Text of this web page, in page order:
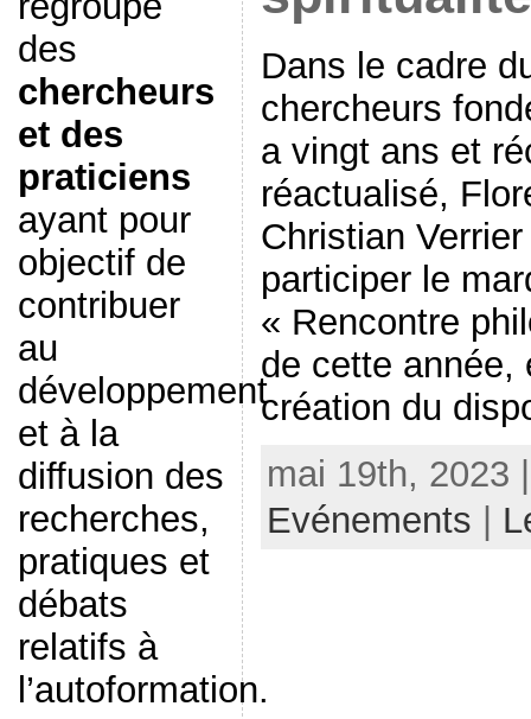
des
chercheurs
et des
praticiens
ayant pour
objectif de
contribuer
au
développement
et à la
diffusion des
recherches,
pratiques et
débats
relatifs à
l’autoformation.
Dans le cadre
chercheurs
a vingt ans et
réactualisé,
Christian
participer le
« Rencontre
de cette année,
création du
mai 19th, 2023
Evénements |